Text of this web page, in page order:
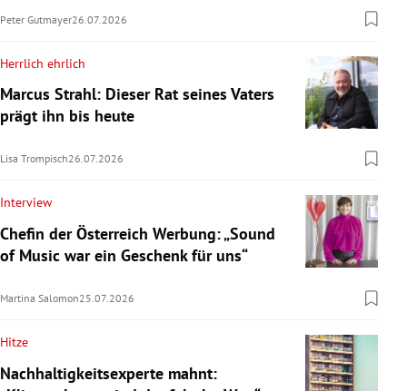
Peter Gutmayer26.07.2026
Herrlich ehrlich
Marcus Strahl: Dieser Rat seines Vaters
prägt ihn bis heute
Lisa Trompisch26.07.2026
Interview
Chefin der Österreich Werbung: „Sound
of Music war ein Geschenk für uns“
Martina Salomon25.07.2026
Hitze
Nachhaltigkeitsexperte mahnt: